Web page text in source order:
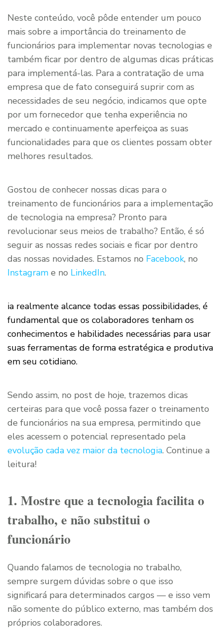
Neste conteúdo, você pôde entender um pouco
mais sobre a importância do treinamento de
funcionários para implementar novas tecnologias e
também ficar por dentro de algumas dicas práticas
para implementá-las. Para a contratação de uma
empresa que de fato conseguirá suprir com as
necessidades de seu negócio, indicamos que opte
por um fornecedor que tenha experiência no
mercado e continuamente aperfeiçoa as suas
funcionalidades para que os clientes possam obter
melhores resultados.
Gostou de conhecer nossas dicas para o
treinamento de funcionários para a implementação
de tecnologia na empresa? Pronto para
revolucionar seus meios de trabalho? Então, é só
seguir as nossas redes sociais e ficar por dentro
das nossas novidades. Estamos no Facebook, no
Instagram e no LinkedIn.
ia realmente alcance todas essas possibilidades, é
fundamental que os colaboradores tenham os
conhecimentos e habilidades necessárias para usar
suas ferramentas de forma estratégica e produtiva
em seu cotidiano.
Sendo assim, no post de hoje, trazemos dicas
certeiras para que você possa fazer o treinamento
de funcionários na sua empresa, permitindo que
eles acessem o potencial representado pela
evolução cada vez maior da tecnologia. Continue a
leitura!
1. Mostre que a tecnologia facilita o
trabalho, e não substitui o
funcionário
Quando falamos de tecnologia no trabalho,
sempre surgem dúvidas sobre o que isso
significará para determinados cargos — e isso vem
não somente do público externo, mas também dos
próprios colaboradores.